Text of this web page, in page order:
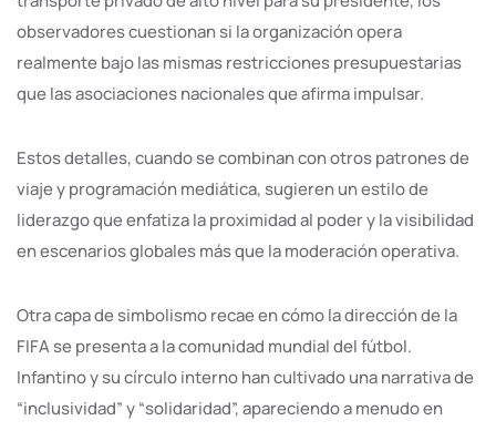
observadores cuestionan si la organización opera
realmente bajo las mismas restricciones presupuestarias
que las asociaciones nacionales que afirma impulsar.
Estos detalles, cuando se combinan con otros patrones de
viaje y programación mediática, sugieren un estilo de
liderazgo que enfatiza la proximidad al poder y la visibilidad
en escenarios globales más que la moderación operativa.
Otra capa de simbolismo recae en cómo la dirección de la
FIFA se presenta a la comunidad mundial del fútbol.
Infantino y su círculo interno han cultivado una narrativa de
“inclusividad” y “solidaridad”, apareciendo a menudo en